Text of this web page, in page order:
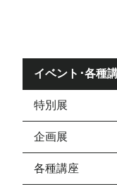
イベント･各種
特別展
企画展
各種講座